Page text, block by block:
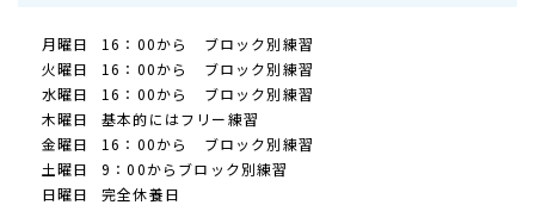
月曜日
16：00から ブロック別練習
火曜日
16：00から ブロック別練習
水曜日
16：00から ブロック別練習
木曜日
基本的にはフリー練習
金曜日
16：00から ブロック別練習
土曜日
9：00からブロック別練習
日曜日
完全休養日